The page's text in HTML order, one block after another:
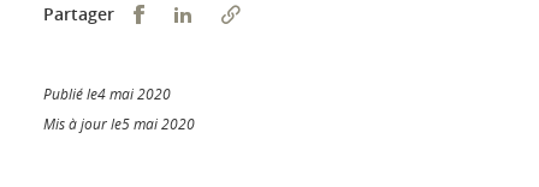
Partager Partager sur Facebook
Partager sur LinkedIn
Publié le4 mai 2020
Mis à jour le5 mai 2020